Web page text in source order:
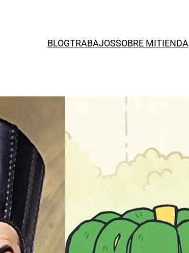
BLOGTRABAJOSSOBRE MITIENDA